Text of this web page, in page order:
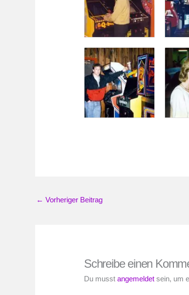
← Vorheriger Beitrag
Schreibe einen
Du musstangemeldet sein, um